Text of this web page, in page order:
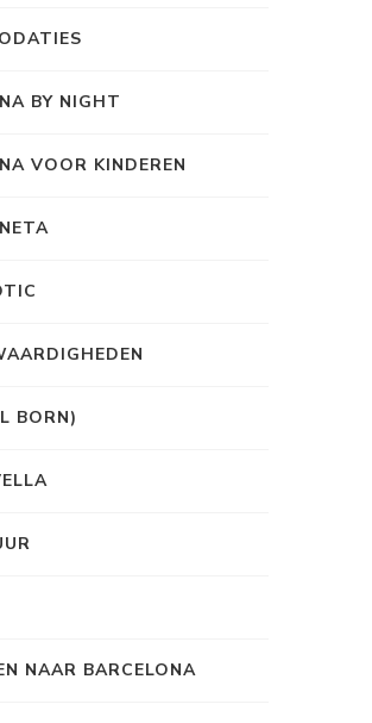
BY NIGHT
VOOR KINDEREN
BORN)
NAAR BARCELONA